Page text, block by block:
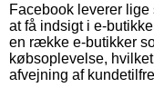
Facebook leverer lige
at få indsigt i e-
en række e-butikker
købsoplevelse,
afvejning af